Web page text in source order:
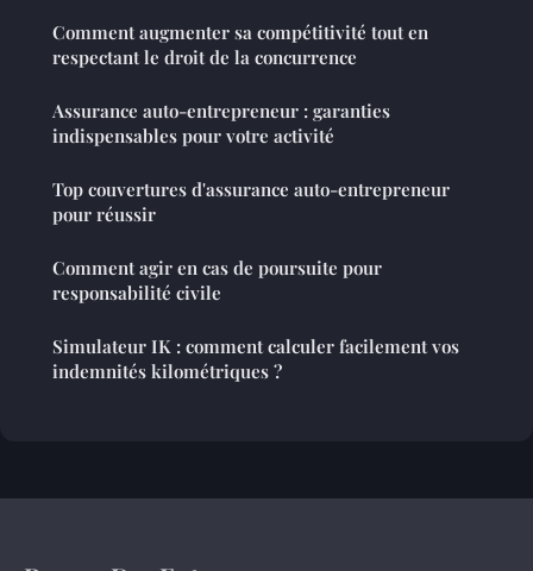
Comment augmenter sa compétitivité tout en
respectant le droit de la concurrence
Assurance auto-entrepreneur : garanties
indispensables pour votre activité
Top couvertures d'assurance auto-entrepreneur
pour réussir
Comment agir en cas de poursuite pour
responsabilité civile
Simulateur IK : comment calculer facilement vos
indemnités kilométriques ?